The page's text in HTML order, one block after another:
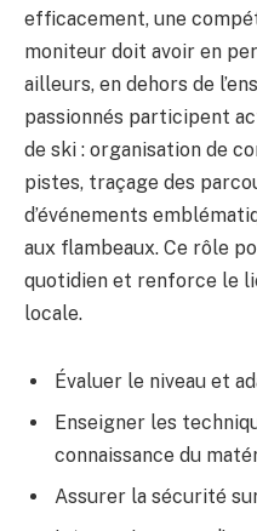
efficacement, une
moniteur doit avoir en
ailleurs, en dehors de
passionnés participent
de ski : organisation de
pistes, traçage des
d’événements
aux flambeaux. Ce rôle
quotidien et renforce le
locale.
Évaluer le niveau et
Enseigner les
connaissance du
Assurer la sécurité